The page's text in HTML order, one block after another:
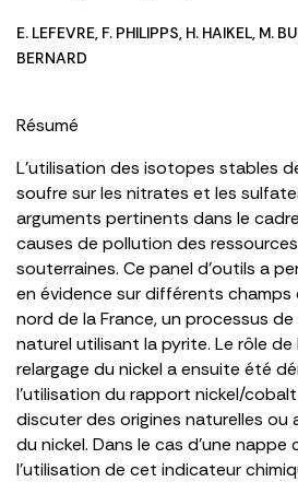
E. LEFEVRE, F. PHILIPPS, H. HAIKEL, M.
BERNARD
Résumé
L’utilisation des isotopes stables
soufre sur les nitrates et les
arguments pertinents dans le
causes de pollution des
souterraines. Ce panel d’outils a
en évidence sur différents
nord de la France, un processus
naturel utilisant la pyrite. Le rôle de
relargage du nickel a ensuite été
l’utilisation du rapport nickel/
discuter des origines naturelles ou
du nickel. Dans le cas d’une nappe
l’utilisation de cet indicateur